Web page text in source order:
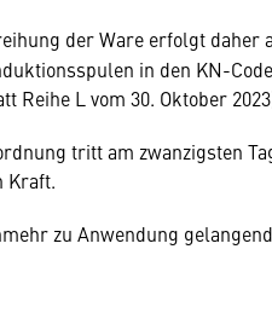
der Ware erfolgt daher
in den KN-Code
Reihe L vom 30. Oktober
tritt am zwanzigsten
Kraft.
zu Anwendung